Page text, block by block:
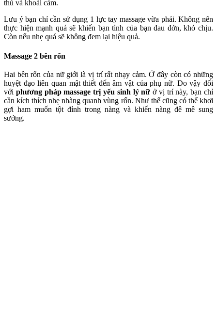
thú và khoái cảm.
Lưu ý bạn chỉ cần sử dụng 1 lực tay massage vừa phải. Không nên
thực hiện mạnh quá sẽ khiến bạn tình của bạn đau đớn, khó chịu.
Còn nếu nhẹ quá sẽ không đem lại hiệu quả.
Massage 2 bên rốn
Hai bên rốn của nữ giới là vị trí rất nhạy cảm. Ở đây còn có những
huyệt đạo liên quan mật thiết đến âm vật của phụ nữ. Do vậy đối
với phương pháp massage trị yếu sinh lý nữ ở vị trí này, bạn chỉ
cần kích thích nhẹ nhàng quanh vùng rốn. Như thế cũng có thể khơi
gợi ham muốn tột đỉnh trong nàng và khiến nàng đê mê sung
sướng.